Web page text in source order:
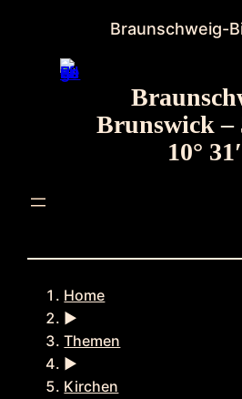
springen
Braunschweig-
Brunswick –
10°
Home
►
Themen
►
Kirchen